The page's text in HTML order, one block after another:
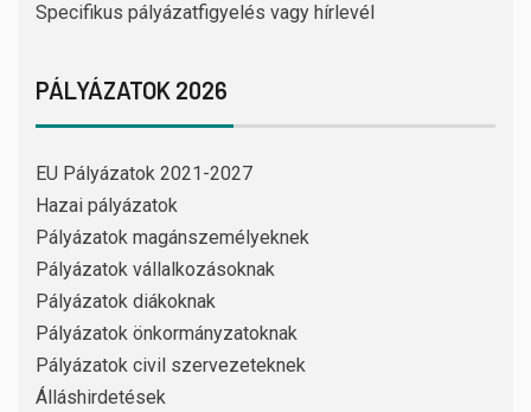
Specifikus pályázatfigyelés vagy hírlevél
PÁLYÁZATOK 2026
EU Pályázatok 2021-2027
Hazai pályázatok
Pályázatok magánszemélyeknek
Pályázatok vállalkozásoknak
Pályázatok diákoknak
Pályázatok önkormányzatoknak
Pályázatok civil szervezeteknek
Álláshirdetések